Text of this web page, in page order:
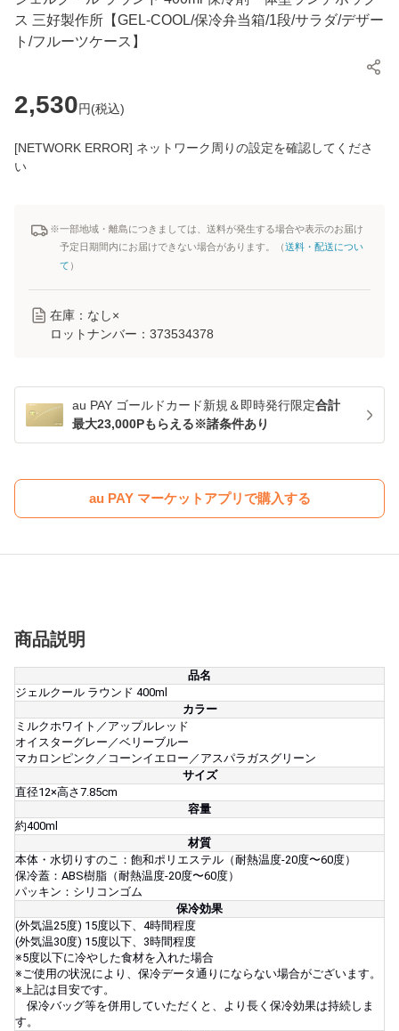
ス 三好製作所【GEL-COOL/保冷弁当箱/1段/サラダ/デザー
ト/フルーツケース】
2,530円(税込)
[NETWORK ERROR] ネットワーク周りの設定を確認してくださ
い
※一部地域・離島につきましては、送料が発生する場合や表示のお届け
予定日期間内にお届けできない場合があります。（送料・配送につい
て ）
在庫：なし×
ロットナンバー： 373534378
au PAY ゴールドカード新規＆即時発行限定合計
最大23,000Pもらえる※諸条件あり
au PAY マーケットアプリで購入する
商品説明
品名
ジェルクール ラウンド 400ml
カラー
ミルクホワイト／アップルレッド
オイスターグレー／ベリーブルー
マカロンピンク／コーンイエロー／アスパラガスグリーン
サイズ
直径12×高さ7.85cm
容量
約400ml
材質
本体・水切りすのこ：飽和ポリエステル（耐熱温度-20度〜60度）
保冷蓋：ABS樹脂（耐熱温度-20度〜60度）
パッキン：シリコンゴム
保冷効果
(外気温25度) 15度以下、4時間程度
(外気温30度) 15度以下、3時間程度
※5度以下に冷やした食材を入れた場合
※ご使用の状況により、保冷データ通りにならない場合がございます。
※上記は目安です。
保冷バッグ等を併用していただくと、より長く保冷効果は持続しま
す。